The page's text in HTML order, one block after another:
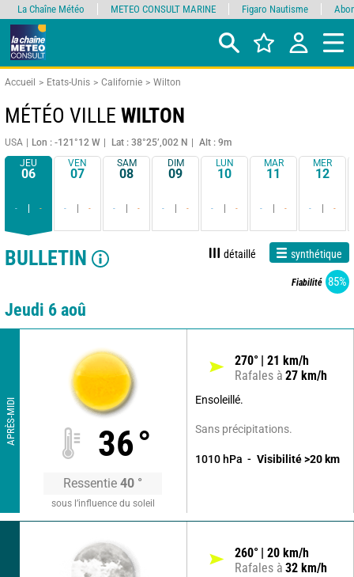
Accueil Etats-Unis Californie Wilton
MÉTÉO VILLE WILTON
USA Lon : -121°12 W Lat : 38°25’,002 N
Alt : 9m
JEU
06
- -
VEN
07
- -
SAM
08
- -
DIM
09
- -
LUN
10
- -
MAR
11
- -
MER
12
- -
BULLETIN détaillé synthétique
Fiabilité 85%
Jeudi 6 aoû
APRÈS-MIDI 36°
Ressentie 40 °
sous l’influence du soleil
270° 21 km/h
Rafales à 27 km/h
Ensoleillé.
Sans précipitations.
1010 hPa Visibilité >20 km
260° 20 km/h
Rafales à 32 km/h
La Chaîne Météo METEO CONSULT MARINE Figaro Nautisme